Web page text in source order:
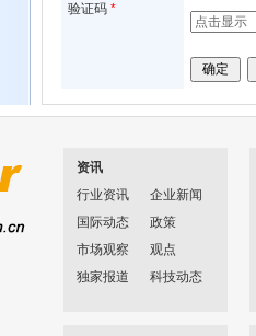
验证码 *
资讯
行业资讯
企业新闻
国际动态
政策
市场观察
观点
独家报道
科技动态